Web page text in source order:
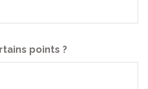
points ?